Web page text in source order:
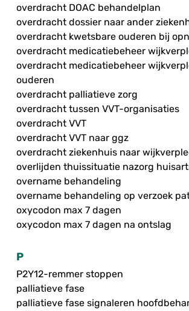
overdracht DOAC behandelplan
overdracht dossier naar ander
overdracht kwetsbare ouderen bij
overdracht medicatiebeheer
overdracht medicatiebeheer
ouderen
overdracht palliatieve zorg
overdracht tussen VVT-organisaties
overdracht VVT
overdracht VVT naar ggz
overdracht ziekenhuis naar
overlijden thuissituatie nazorg
overname behandeling
overname behandeling op verzoek
oxycodon max 7 dagen
oxycodon max 7 dagen na ontslag
P
P2Y12-remmer stoppen
palliatieve fase
palliatieve fase signaleren